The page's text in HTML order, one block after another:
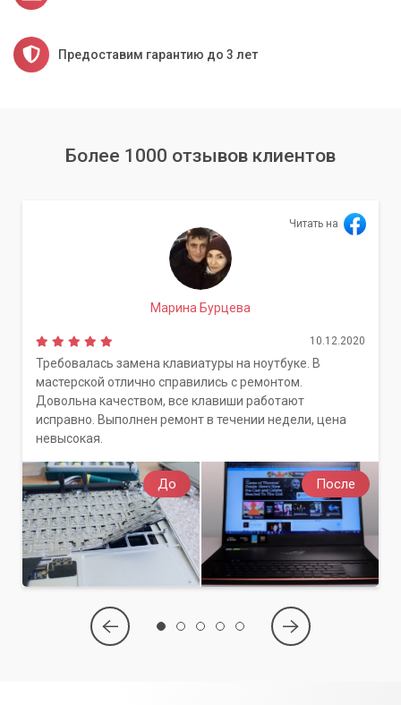
Предоставим гарантию до 3 лет
Более 1000 отзывов клиентов
До После
Читать на
Марина Бурцева
10.12.2020
Требовалась замена клавиатуры на ноутбуке. В
мастерской отлично справились с ремонтом.
Довольна качеством, все клавиши работают
исправно. Выполнен ремонт в течении недели, цена
невысокая.